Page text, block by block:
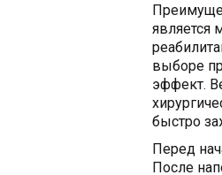
является
выборе
эффект.
быстро
Перед
После